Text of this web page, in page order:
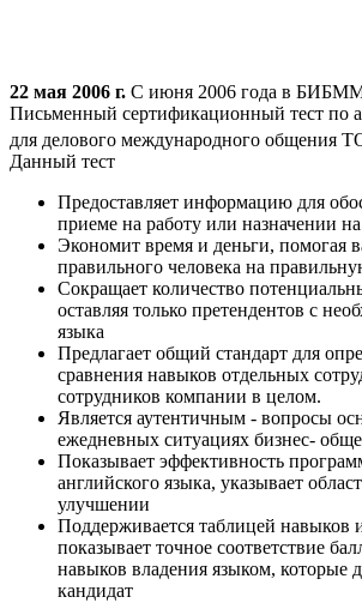
22 мая 2006 г. С июня 2006 года в
Письменный сертификационный тест по
для делового международного общения
Данный тест
Предоставляет информацию для
приеме на работу или назначении
Экономит время и деньги, помогая
правильного человека на
Сокращает количество
оставляя только претендентов с
языка
Предлагает общий стандарт для
сравнения навыков отдельных
сотрудников компании в целом.
Является аутентичным - вопросы
ежедневных ситуациях бизнес-
Показывает эффективность
английского языка, указывает
улучшении
Поддерживается таблицей навыков
показывает точное соответствие
навыков владения языком, которые
кандидат